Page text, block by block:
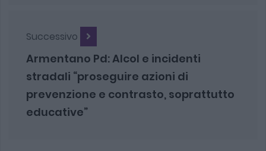
Successivo
Armentano Pd: Alcol e incidenti
stradali “proseguire azioni di
prevenzione e contrasto, soprattutto
educative”